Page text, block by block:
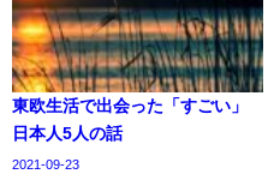
東欧生活で出会った「すごい」
日本人5人の話
2021-09-23